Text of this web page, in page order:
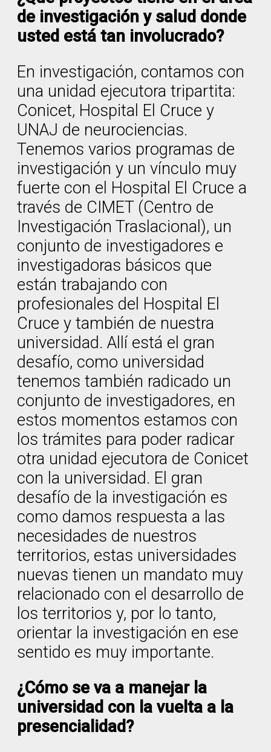
de investigación y salud donde
usted está tan involucrado?
En investigación, contamos con
una unidad ejecutora tripartita:
Conicet, Hospital El Cruce y
UNAJ de neurociencias.
Tenemos varios programas de
investigación y un vínculo muy
fuerte con el Hospital El Cruce a
través de CIMET (Centro de
Investigación Traslacional), un
conjunto de investigadores e
investigadoras básicos que
están trabajando con
profesionales del Hospital El
Cruce y también de nuestra
universidad. Allí está el gran
desafío, como universidad
tenemos también radicado un
conjunto de investigadores, en
estos momentos estamos con
los trámites para poder radicar
otra unidad ejecutora de Conicet
con la universidad. El gran
desafío de la investigación es
como damos respuesta a las
necesidades de nuestros
territorios, estas universidades
nuevas tienen un mandato muy
relacionado con el desarrollo de
los territorios y, por lo tanto,
orientar la investigación en ese
sentido es muy importante.
¿Cómo se va a manejar la
universidad con la vuelta a la
presencialidad?